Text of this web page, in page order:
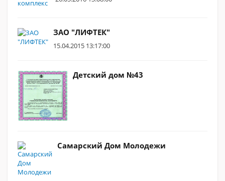
ЗАО "ЛИФТЕК"
15.04.2015 13:17:00
Детский дом №43
Самарский Дом Молодежи